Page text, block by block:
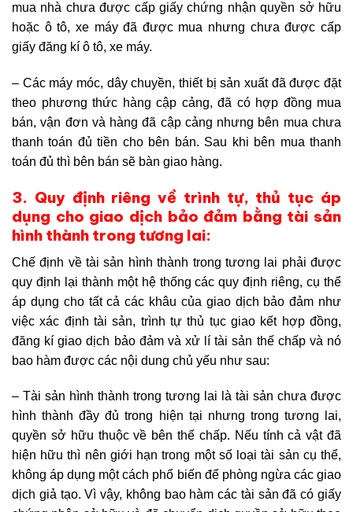
mua nhà chưa được cấp giấy chứng nhận quyền sở hữu
hoặc ô tô, xe máy đã được mua nhưng chưa được cấp
giấy đăng kí ô tô, xe máy.
– Các máy móc, dây chuyền, thiết bị sản xuất đã được đặt
theo phương thức hàng cập cảng, đã có hợp đồng mua
bán, vận đơn và hàng đã cập cảng nhưng bên mua chưa
thanh toán đủ tiền cho bên bán. Sau khi bên mua thanh
toán đủ thì bên bán sẽ bàn giao hàng.
3. Quy định riêng về trình tự, thủ tục áp
dụng cho giao dịch bảo đảm bằng tài sản
hình thành trong tương lai:
Chế định về tài sản hình thành trong tương lai phải được
quy định lại thành một hệ thống các quy định riêng, cụ thể
áp dụng cho tất cả các khâu của giao dịch bảo đảm như
việc xác định tài sản, trình tự thủ tục giao kết hợp đồng,
đăng kí giao dịch bảo đảm và xử lí tài sản thế chấp và nó
bao hàm được các nội dung chủ yếu như sau:
– Tài sản hình thành trong tương lai là tài sản chưa được
hình thành đầy đủ trong hiện tại nhưng trong tương lai,
quyền sở hữu thuộc về bên thế chấp. Nếu tính cả vật đã
hiện hữu thì nên giới hạn trong một số loại tài sản cụ thể,
không áp dụng một cách phổ biến để phòng ngừa các giao
dịch giả tạo. Vì vậy, không bao hàm các tài sản đã có giấy